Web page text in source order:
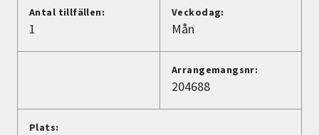
Lyssna
Antal tillfällen:
1
Veckodag:
Mån
Arrangemangsnr:
204688
Plats: